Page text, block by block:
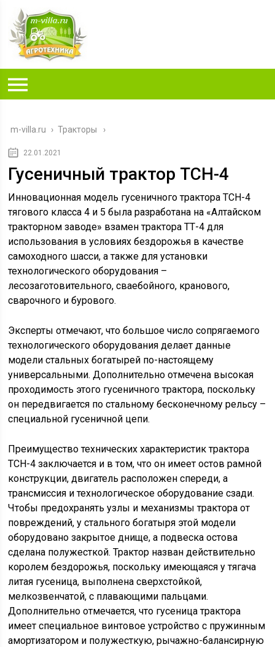
m-villa.ru › Тракторы
22.01.2021
Гусеничный трактор ТСН-4
Инновационная модель гусеничного трактора ТСН-4
тягового класса 4 и 5 была разработана на «Алтайском
тракторном заводе» взамен трактора ТТ-4 для
использования в условиях бездорожья в качестве
самоходного шасси, а также для установки
технологического оборудования –
лесозаготовительного, сваебойного, кранового,
сварочного и бурового.
Эксперты отмечают, что большое число сопрягаемого
технологического оборудования делает данные
модели стальных богатырей по-настоящему
универсальными. Дополнительно отмечена высокая
проходимость этого гусеничного трактора, поскольку
он передвигается по стальному бесконечному рельсу –
специальной гусеничной цепи.
Преимущество технических характеристик трактора
ТСН-4 заключается и в том, что он имеет остов рамной
конструкции, двигатель расположен спереди, а
трансмиссия и технологическое оборудование сзади.
Чтобы предохранять узлы и механизмы трактора от
повреждений, у стального богатыря этой модели
оборудовано закрытое днище, а подвеска остова
сделана полужесткой. Трактор назван действительно
королем бездорожья, поскольку имеющаяся у тягача
литая гусеница, выполнена сверхстойкой,
мелкозвенчатой, с плавающими пальцами.
Дополнительно отмечается, что гусеница трактора
имеет специальное винтовое устройство с пружинным
амортизатором и полужесткую, рычажно-балансирную